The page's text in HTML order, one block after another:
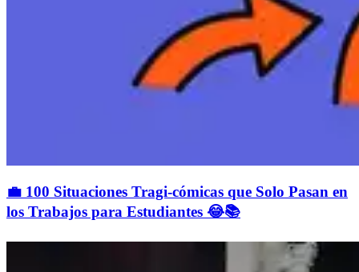
💼 100 Situaciones Tragi-cómicas que Solo Pasan en
los Trabajos para Estudiantes 😂📚